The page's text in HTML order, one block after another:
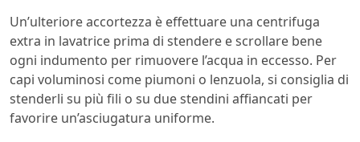
Un’ulteriore accortezza è effettuare una centrifuga
extra in lavatrice prima di stendere e scrollare bene
ogni indumento per rimuovere l’acqua in eccesso. Per
capi voluminosi come piumoni o lenzuola, si consiglia di
stenderli su più fili o su due stendini affiancati per
favorire un’asciugatura uniforme.